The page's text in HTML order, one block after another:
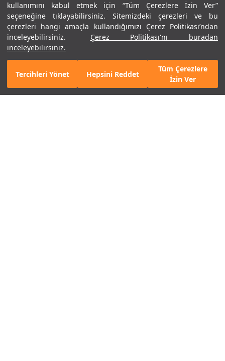
kullanımını kabul etmek için “Tüm Çerezlere İzin Ver”
seçeneğine tıklayabilirsiniz. Sitemizdeki çerezleri ve bu
çerezleri hangi amaçla kullandığımızı Çerez Politikası’ndan
inceleyebilirsiniz.
Çerez Politikası'nı buradan
inceleyebilirsiniz.
Tercihleri Yönet Hepsini Reddet
Tüm Çerezlere
İzin Ver
Mobil Uygulamamızı Keşfet! Detayları Gör